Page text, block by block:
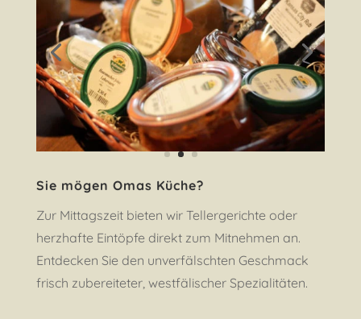
Sie mögen Omas Küche?
Zur Mittagszeit bieten wir Tellergerichte oder
herzhafte Eintöpfe direkt zum Mitnehmen an.
Entdecken Sie den unverfälschten Geschmack
frisch zubereiteter, westfälischer Spezialitäten.